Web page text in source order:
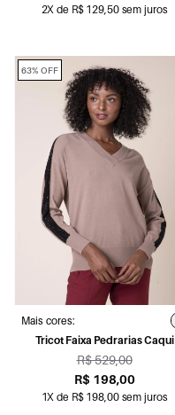
2X de R$ 129,50 sem juros
Mais cores:
Tricot Faixa Pedrarias Caqui
R$ 529,00
R$ 198,00
1X de R$ 198,00 sem juros
63% OFF